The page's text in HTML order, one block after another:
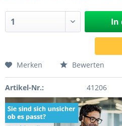
In
Merken Bewerten
Artikel-Nr.: 41206